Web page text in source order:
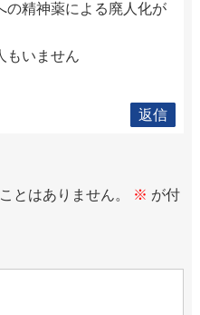
の精神薬による廃人化が
もいません
返信
とはありません。 ※ が付